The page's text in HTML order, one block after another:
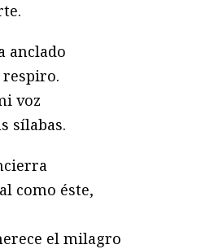
anclado
voz
sílabas.
como éste,
el milagro